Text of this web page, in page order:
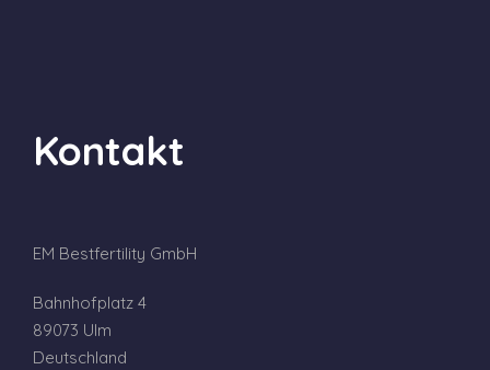
Kontakt
EM Bestfertility GmbH
Bahnhofplatz 4
89073 Ulm
Deutschland